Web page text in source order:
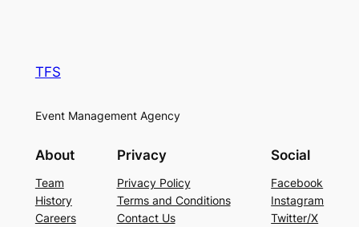
TFS
Event Management Agency
About
Team
History
Careers
Privacy
Privacy Policy
Terms and Conditions
Contact Us
Social
Facebook
Instagram
Twitter/X